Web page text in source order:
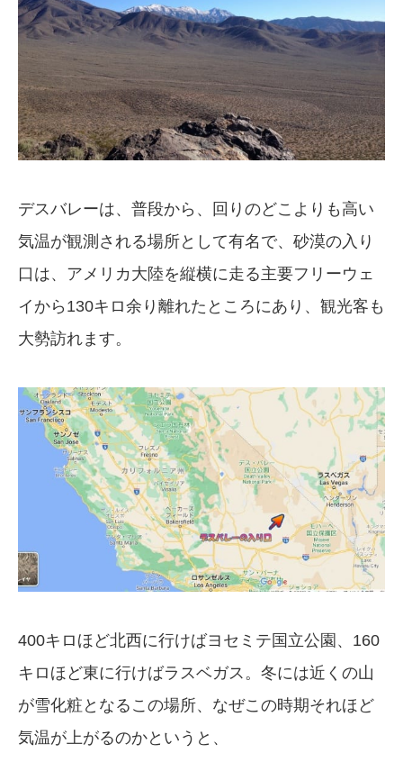
デスバレーは、普段から、回りのどこよりも高い
気温が観測される場所として有名で、砂漠の入り
口は、アメリカ大陸を縦横に走る主要フリーウェ
イから130キロ余り離れたところにあり、観光客も
大勢訪れます。
400キロほど北西に行けばヨセミテ国立公園、160
キロほど東に行けばラスベガス。冬には近くの山
が雪化粧となるこの場所、なぜこの時期それほど
気温が上がるのかというと、